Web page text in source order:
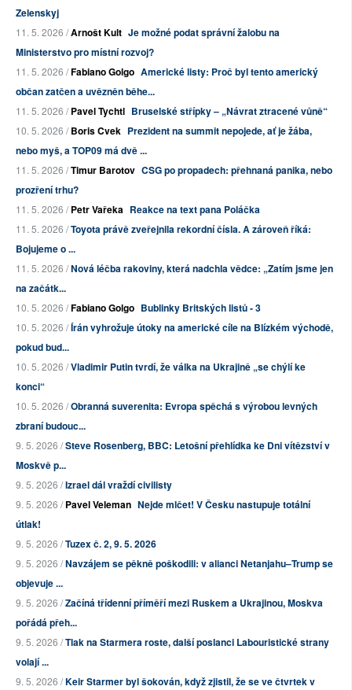
Zelenskyj
11. 5. 2026 /Arnošt Kult Je možné podat správní žalobu na
Ministerstvo pro místní rozvoj?
11. 5. 2026 /Fabiano Golgo Americké listy: Proč byl tento americký
občan zatčen a uvězněn běhe...
11. 5. 2026 /Pavel Tychtl Bruselské střípky – „Návrat ztracené vůně“
10. 5. 2026 /Boris Cvek Prezident na summit nepojede, ať je žába,
nebo myš, a TOP09 má dvě ...
11. 5. 2026 /Timur Barotov CSG po propadech: přehnaná panika, nebo
prozření trhu?
11. 5. 2026 /Petr Vařeka Reakce na text pana Poláčka
11. 5. 2026 /Toyota právě zveřejnila rekordní čísla. A zároveň říká:
Bojujeme o ...
11. 5. 2026 /Nová léčba rakoviny, která nadchla vědce: „Zatím jsme jen
na začátk...
10. 5. 2026 /Fabiano Golgo Bublinky Britských listů - 3
10. 5. 2026 /Írán vyhrožuje útoky na americké cíle na Blízkém východě,
pokud bud...
10. 5. 2026 /Vladimir Putin tvrdí, že válka na Ukrajině „se chýlí ke
konci“
10. 5. 2026 /Obranná suverenita: Evropa spěchá s výrobou levných
zbraní budouc...
9. 5. 2026 /Steve Rosenberg, BBC: Letošní přehlídka ke Dni vítězství v
Moskvě p...
9. 5. 2026 /Izrael dál vraždí civilisty
9. 5. 2026 /Pavel Veleman Nejde mlčet! V Česku nastupuje totální
útlak!
9. 5. 2026 /Tuzex č. 2, 9. 5. 2026
9. 5. 2026 /Navzájem se pěkně poškodili: v alianci Netanjahu–Trump se
objevuje ...
9. 5. 2026 /Začíná třídenní příměří mezi Ruskem a Ukrajinou, Moskva
pořádá přeh...
9. 5. 2026 /Tlak na Starmera roste, další poslanci Labouristické strany
volají ...
9. 5. 2026 /Keir Starmer byl šokován, když zjistil, že se ve čtvrtek v